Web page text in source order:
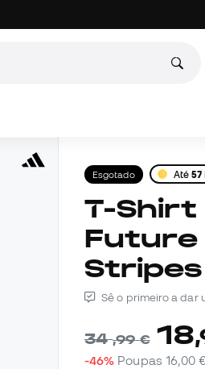
Esgotado Até 57
T-Shirt adidas
Future
Sê o primeiro a dar
34,99 € 18,
-46% Poupas 16,00 €